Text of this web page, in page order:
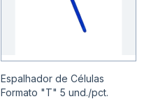
Espalhador de Células
Formato "T" 5 und./pct.